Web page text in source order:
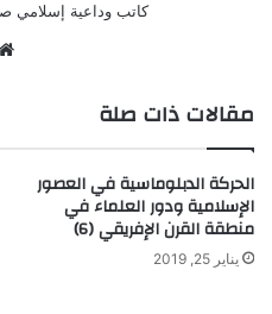
كاتب وداعية إسلامي
مقالات ذات صلة
الحركة الدبلوماسية في العصور
الإسلامية ودور العلماء في
منطقة القرن الإفريقي (6)
يناير 25, 2019